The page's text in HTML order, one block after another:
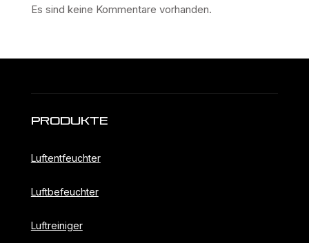
Es sind keine Kommentare vorhanden.
Produkte
Luftentfeuchter
Luftbefeuchter
Luftreiniger